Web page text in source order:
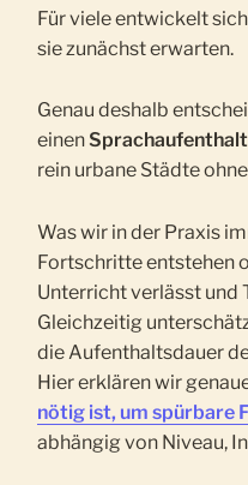
Für viele entwickelt
sie zunächst erwarten.
Genau deshalb
einen
rein urbane Städte
Was wir in der Praxis
Fortschritte entstehen
Unterricht verlässt und
Gleichzeitig
die Aufenthaltsdauer
Hier erklären wir
nötig ist, um spürbare
abhängig von Niveau,